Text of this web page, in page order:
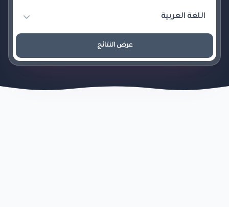
عرض النتائج